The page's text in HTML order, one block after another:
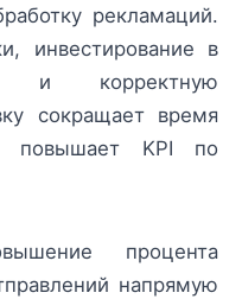
рекламаций.
инвестирование в
и корректную
сокращает время
повышает KPI по
процента
напрямую